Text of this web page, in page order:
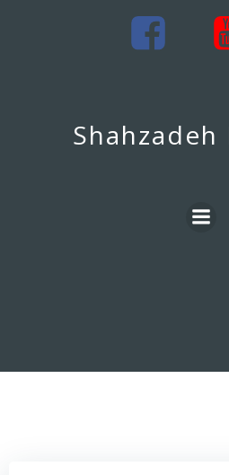
geç
Shahzadeh